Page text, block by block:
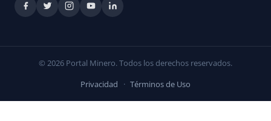
© 2026 Portal Minero. Todos los derechos reservados.
Privacidad · Términos de Uso